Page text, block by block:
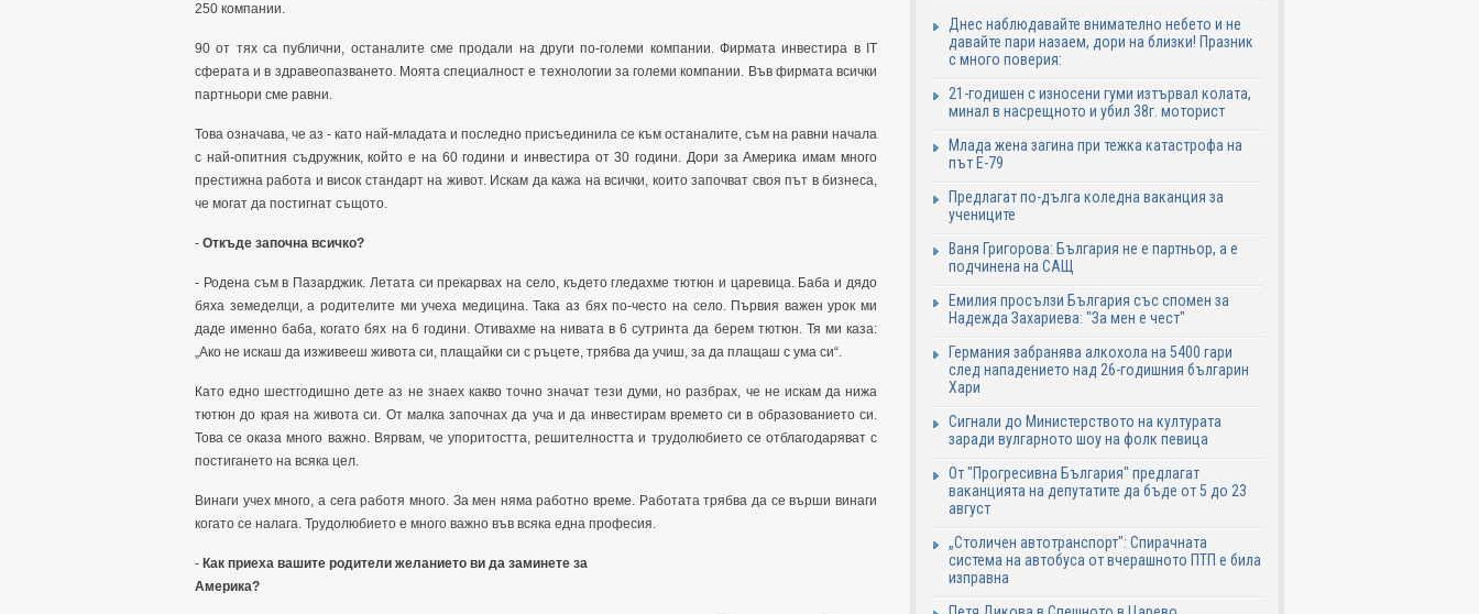
250 компании.
90 от тях са публични, останалите сме продали на други по-големи компании. Фирмата инвестира в IT
сферата и в здравеопазването. Моята специалност е технологии за големи компании. Във фирмата всички
партньори сме равни.
Това означава, че аз - като най-младата и последно присъединила се към останалите, съм на равни начала
с най-опитния съдружник, който е на 60 години и инвестира от 30 години. Дори за Америка имам много
престижна работа и висок стандарт на живот. Искам да кажа на всички, които започват своя път в бизнеса,
че могат да постигнат същото.
- Откъде започна всичко?
- Родена съм в Пазарджик. Летата си прекарвах на село, където гледахме тютюн и царевица. Баба и дядо
бяха земеделци, а родителите ми учеха медицина. Така аз бях по-често на село. Първия важен урок ми
даде именно баба, когато бях на 6 години. Отивахме на нивата в 6 сутринта да берем тютюн. Тя ми каза:
„Ако не искаш да изживееш живота си, плащайки си с ръцете, трябва да учиш, за да плащаш с ума си“.
Като едно шестгодишно дете аз не знаех какво точно значат тези думи, но разбрах, че не искам да нижа
тютюн до края на живота си. От малка започнах да уча и да инвестирам времето си в образованието си.
Това се оказа много важно. Вярвам, че упоритостта, решителността и трудолюбието се отблагодаряват с
постигането на всяка цел.
Винаги учех много, а сега работя много. За мен няма работно време. Работата трябва да се върши винаги
когато се налага. Трудолюбието е много важно във всяка една професия.
- Как приеха вашите родители желанието ви да заминете за
Америка?
Днес наблюдавайте внимателно небето и не
давайте пари назаем, дори на близки! Празник
с много поверия:
21-годишен с износени гуми изтървал колата,
минал в насрещното и убил 38г. моторист
Млада жена загина при тежка катастрофа на
път Е-79
Предлагат по-дълга коледна ваканция за
учениците
Ваня Григорова: България не е партньор, а е
подчинена на САЩ
Емилия просълзи България със спомен за
Надежда Захариева: "За мен е чест"
Германия забранява алкохола на 5400 гари
след нападението над 26-годишния българин
Хари
Сигнали до Министерството на културата
заради вулгарното шоу на фолк певица
От "Прогресивна България" предлагат
ваканцията на депутатите да бъде от 5 до 23
август
„Столичен автотранспорт": Спирачната
система на автобуса от вчерашното ПТП е била
изправна